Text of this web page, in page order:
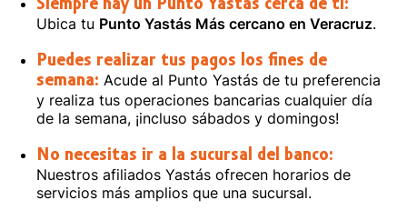
Siempre hay un Punto Yastás cerca de tí:
Ubica tu Punto Yastás Más cercano en Veracruz.
Puedes realizar tus pagos los fines de
semana: Acude al Punto Yastás de tu preferencia
y realiza tus operaciones bancarias cualquier día
de la semana, ¡incluso sábados y domingos!
No necesitas ir a la sucursal del banco:
Nuestros afiliados Yastás ofrecen horarios de
servicios más amplios que una sucursal.